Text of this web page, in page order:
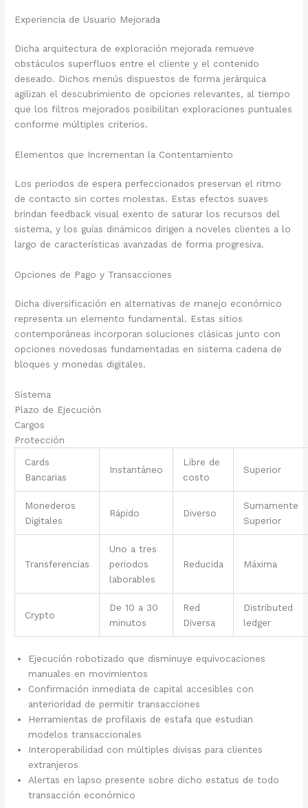
Experiencia de Usuario Mejorada
Dicha arquitectura de exploración mejorada remueve
obstáculos superfluos entre el cliente y el contenido
deseado. Dichos menús dispuestos de forma jerárquica
agilizan el descubrimiento de opciones relevantes, al tiempo
que los filtros mejorados posibilitan exploraciones puntuales
conforme múltiples criterios.
Elementos que Incrementan la Contentamiento
Los periodos de espera perfeccionados preservan el ritmo
de contacto sin cortes molestas. Estas efectos suaves
brindan feedback visual exento de saturar los recursos del
sistema, y los guías dinámicos dirigen a noveles clientes a lo
largo de características avanzadas de forma progresiva.
Opciones de Pago y Transacciones
Dicha diversificación en alternativas de manejo económico
representa un elemento fundamental. Estas sitios
contemporáneas incorporan soluciones clásicas junto con
opciones novedosas fundamentadas en sistema cadena de
bloques y monedas digitales.
Sistema
Plazo de Ejecución
Cargos
Protección
Cards
Bancarias
Instantáneo
Libre de
costo
Superior
Monederos
Digitales
Rápido Diverso
Sumamente
Superior
Transferencias
Uno a tres
periodos
laborables
Reducida Máxima
Crypto
De 10 a 30
minutos
Red
Diversa
Distributed
ledger
Ejecución robotizado que disminuye equivocaciones
manuales en movimientos
Confirmación inmediata de capital accesibles con
anterioridad de permitir transacciones
Herramientas de profilaxis de estafa que estudian
modelos transaccionales
Interoperabilidad con múltiples divisas para clientes
extranjeros
Alertas en lapso presente sobre dicho estatus de todo
transacción económico